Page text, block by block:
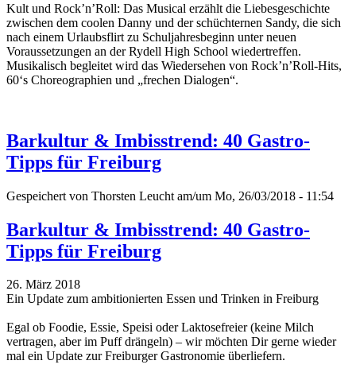
Kult und Rock’n’Roll: Das Musical erzählt die Liebesgeschichte
zwischen dem coolen Danny und der schüchternen Sandy, die sich
nach einem Urlaubsflirt zu Schuljahresbeginn unter neuen
Voraussetzungen an der Rydell High School wiedertreffen.
Musikalisch begleitet wird das Wiedersehen von Rock’n’Roll-Hits,
60‘s Choreographien und „frechen Dialogen“.
Barkultur & Imbisstrend: 40 Gastro-
Tipps für Freiburg
Gespeichert von Thorsten Leucht am/um Mo, 26/03/2018 - 11:54
Barkultur & Imbisstrend: 40 Gastro-
Tipps für Freiburg
26. März 2018
Ein Update zum ambitionierten Essen und Trinken in Freiburg
Egal ob Foodie, Essie, Speisi oder Laktosefreier (keine Milch
vertragen, aber im Puff drängeln) – wir möchten Dir gerne wieder
mal ein Update zur Freiburger Gastronomie überliefern.